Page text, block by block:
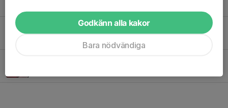
Senaste nytt från Pilgrimstrailen!
Godkänn alla kakor
Bara nödvändiga